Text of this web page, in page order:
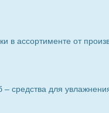
в ассортименте от
– средства для